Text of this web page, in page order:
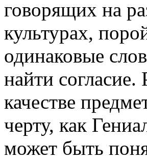
говорящих на
культурах,
одинаковые
найти согласие.
качестве
черту, как
может быть